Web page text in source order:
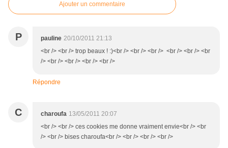
Ajouter un commentaire
P pauline 20/10/2011 21:13
<br /> <br /> trop beaux ! :)<br /> <br /> <br /> <br /> <br /> <br
/> <br /> <br /> <br /> <br />
Répondre
C charoufa 13/05/2011 20:07
<br /> <br /> ces cookies me donne vraiment envie<br /> <br
/> <br /> bises charoufa<br /> <br /> <br /> <br />